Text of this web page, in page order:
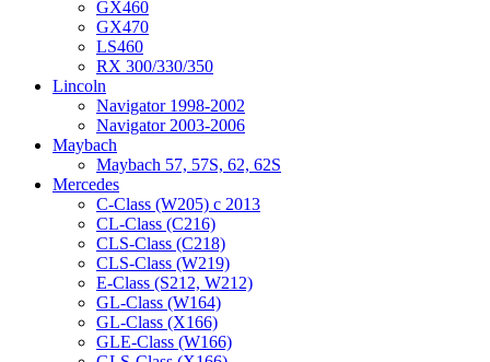
GX460
GX470
LS460
RX 300/330/350
Lincoln
Navigator 1998-2002
Navigator 2003-2006
Maybach
Maybach 57, 57S, 62, 62S
Mercedes
C-Class (W205) с 2013
CL-Class (C216)
CLS-Class (C218)
CLS-Class (W219)
E-Class (S212, W212)
GL-Class (W164)
GL-Class (X166)
GLE-Class (W166)